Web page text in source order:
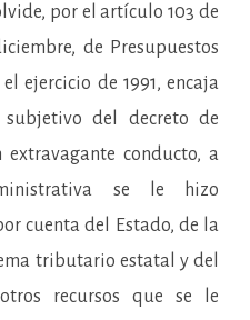
por el artículo 103 de
de Presupuestos
ejercicio de 1991, encaja
del decreto de
conducto, a
se le hizo
cuenta del Estado, de la
tributario estatal y del
recursos que se le